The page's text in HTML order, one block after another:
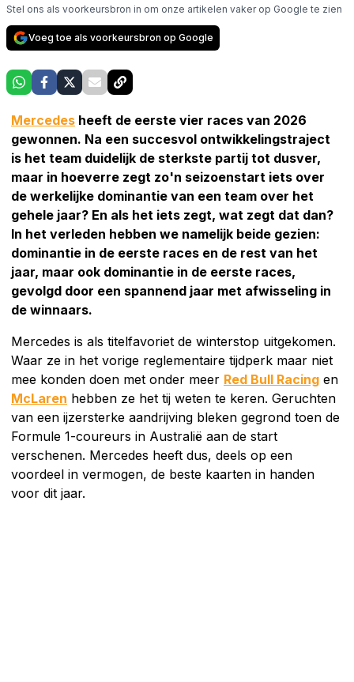
Stel ons als voorkeursbron in om onze artikelen vaker op Google te zien
Voeg toe als voorkeursbron op Google
Mercedes heeft de eerste vier races van 2026
gewonnen. Na een succesvol ontwikkelingstraject
is het team duidelijk de sterkste partij tot dusver,
maar in hoeverre zegt zo'n seizoenstart iets over
de werkelijke dominantie van een team over het
gehele jaar? En als het iets zegt, wat zegt dat dan?
In het verleden hebben we namelijk beide gezien:
dominantie in de eerste races en de rest van het
jaar, maar ook dominantie in de eerste races,
gevolgd door een spannend jaar met afwisseling in
de winnaars.
Mercedes is als titelfavoriet de winterstop uitgekomen.
Waar ze in het vorige reglementaire tijdperk maar niet
mee konden doen met onder meer Red Bull Racing en
McLaren hebben ze het tij weten te keren. Geruchten
van een ijzersterke aandrijving bleken gegrond toen de
Formule 1-coureurs in Australië aan de start
verschenen. Mercedes heeft dus, deels op een
voordeel in vermogen, de beste kaarten in handen
voor dit jaar.